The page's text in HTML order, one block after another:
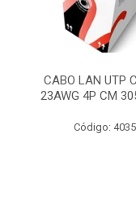
CABO LAN UTP
23AWG 4P CM
Código: 4035